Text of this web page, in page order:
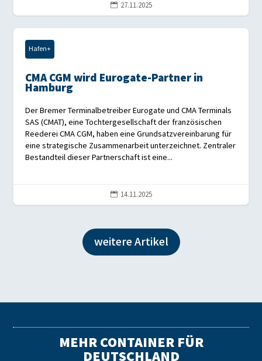
 27.11.2025
Hafen+
CMA CGM wird Eurogate-Partner in
Hamburg
Der Bremer Terminalbetreiber Eurogate und CMA Terminals
SAS (CMAT), eine Tochtergesellschaft der französischen
Reederei CMA CGM, haben eine Grundsatzvereinbarung für
eine strategische Zusammenarbeit unterzeichnet. Zentraler
Bestandteil dieser Partnerschaft ist eine...
 14.11.2025
weitere Artikel
MEHR CONTAINER FÜR
DEUTSCHLAND